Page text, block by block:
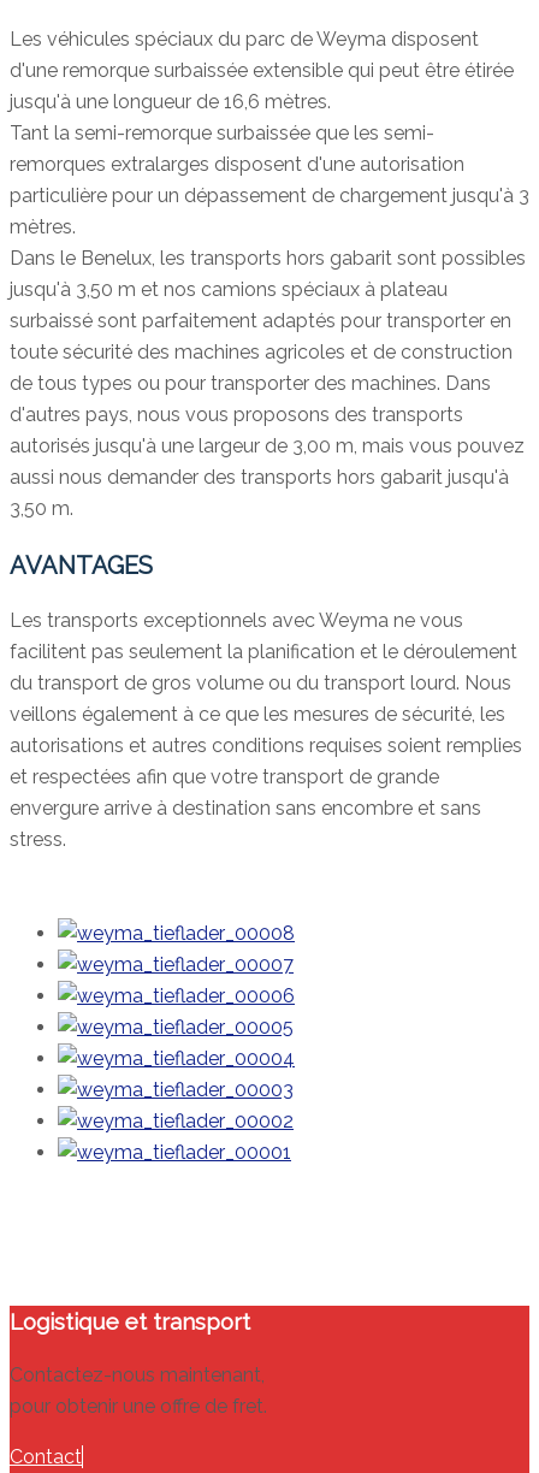
Les véhicules spéciaux du parc de Weyma disposent
d'une remorque surbaissée extensible qui peut être étirée
jusqu'à une longueur de 16,6 mètres.
Tant la semi-remorque surbaissée que les semi-
remorques extralarges disposent d'une autorisation
particulière pour un dépassement de chargement jusqu'à 3
mètres.
Dans le Benelux, les transports hors gabarit sont possibles
jusqu'à 3,50 m et nos camions spéciaux à plateau
surbaissé sont parfaitement adaptés pour transporter en
toute sécurité des machines agricoles et de construction
de tous types ou pour transporter des machines. Dans
d'autres pays, nous vous proposons des transports
autorisés jusqu'à une largeur de 3,00 m, mais vous pouvez
aussi nous demander des transports hors gabarit jusqu'à
3,50 m.
AVANTAGES
Les transports exceptionnels avec Weyma ne vous
facilitent pas seulement la planification et le déroulement
du transport de gros volume ou du transport lourd. Nous
veillons également à ce que les mesures de sécurité, les
autorisations et autres conditions requises soient remplies
et respectées afin que votre transport de grande
envergure arrive à destination sans encombre et sans
stress.
Logistique et transport
Contactez-nous maintenant,
pour obtenir une offre de fret.
Contact